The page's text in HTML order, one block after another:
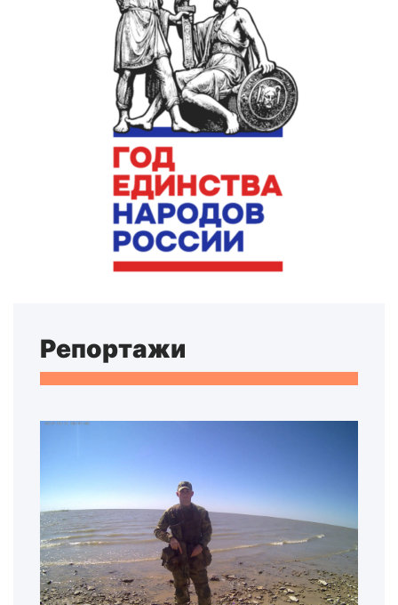
Репортажи